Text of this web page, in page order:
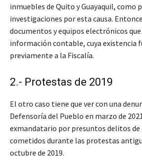
inmuebles de Quito y Guayaquil, como
investigaciones por esta causa.
documentos y equipos electrónicos
información contable, cuya existencia
previamente a la Fiscalía.
2.- Protestas de 2019
El otro caso tiene que ver con una
Defensoría del Pueblo en marzo de
exmandatario por presuntos delitos de
cometidos durante las protestas
octubre de 2019.